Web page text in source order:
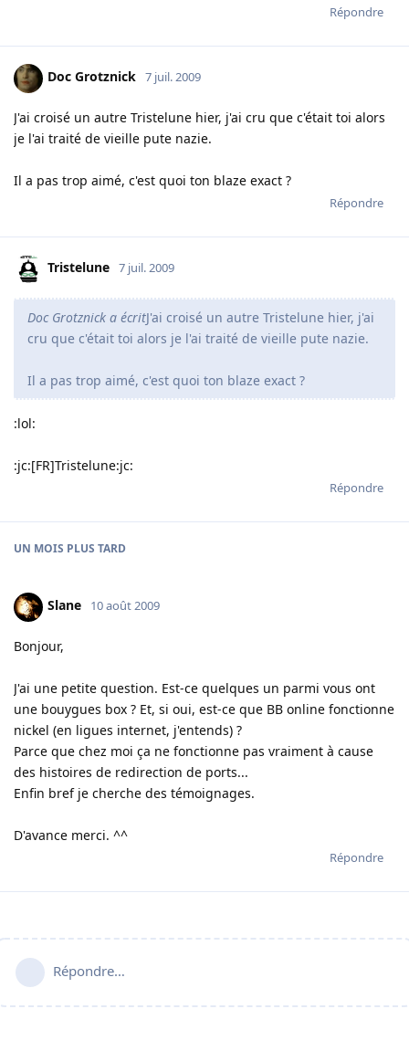
Répondre
Doc Grotznick 7 juil. 2009
J'ai croisé un autre Tristelune hier, j'ai cru que c'était toi alors
je l'ai traité de vieille pute nazie.
Il a pas trop aimé, c'est quoi ton blaze exact ?
Répondre
Tristelune 7 juil. 2009
Doc Grotznick a écritJ'ai croisé un autre Tristelune hier, j'ai
cru que c'était toi alors je l'ai traité de vieille pute nazie.
Il a pas trop aimé, c'est quoi ton blaze exact ?
:lol:
:jc:[FR]Tristelune:jc:
Répondre
UN MOIS PLUS TARD
Slane 10 août 2009
Bonjour,
J'ai une petite question. Est-ce quelques un parmi vous ont
une bouygues box ? Et, si oui, est-ce que BB online fonctionne
nickel (en ligues internet, j'entends) ?
Parce que chez moi ça ne fonctionne pas vraiment à cause
des histoires de redirection de ports...
Enfin bref je cherche des témoignages.
D'avance merci. ^^
Répondre
Répondre…